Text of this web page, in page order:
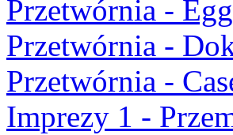
Przetwórnia -
Przetwórnia -
Przetwórnia -
Imprezy 1 -